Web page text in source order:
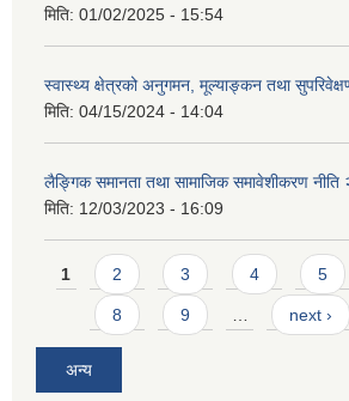
मिति: 01/02/2025 - 15:54
स्वास्थ्य क्षेत्रको अनुगमन, मूल्याङ्कन तथा
मिति: 04/15/2024 - 14:04
लैङ्गिक समानता तथा सामाजिक समावेशीकरण नीति
मिति: 12/03/2023 - 16:09
Pages
1 2 3 4 5
8 9 next ›
अन्य